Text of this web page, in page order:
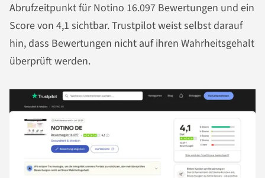
Abrufzeitpunkt für Notino 16.097 Bewertungen und ein
Score von 4,1 sichtbar. Trustpilot weist selbst darauf
hin, dass Bewertungen nicht auf ihren Wahrheitsgehalt
überprüft werden.